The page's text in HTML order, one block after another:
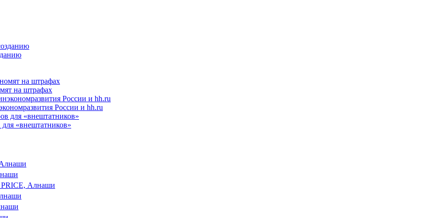
на штрафах
России и hh.ru
«внештатников»
Алнаши